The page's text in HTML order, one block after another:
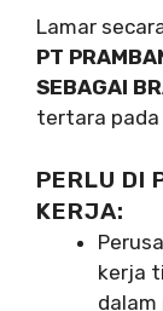
Lamar
PT
SEBAGAI
tertara pada
PERLU DI
KERJA:
kerja